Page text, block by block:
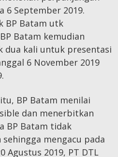
6 September 2019.
BP Batam utk
Batam kemudian
dua kali untuk presentasi
6 November 2019
BP Batam menilai
dan menerbitkan
BP Batam tidak
mengacu pada
Agustus 2019, PT DTL